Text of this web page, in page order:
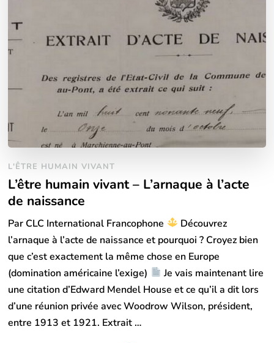
L'ÊTRE HUMAIN VIVANT
L’être humain vivant – L’arnaque à l’acte
de naissance
Par CLC International Francophone
Découvrez
l’arnaque à l’acte de naissance et pourquoi ? Croyez bien
que c’est exactement la même chose en Europe
(domination américaine l’exige)
Je vais maintenant lire
une citation d’Edward Mendel House et ce qu’il a dit lors
d’une réunion privée avec Woodrow Wilson, président,
entre 1913 et 1921. Extrait …